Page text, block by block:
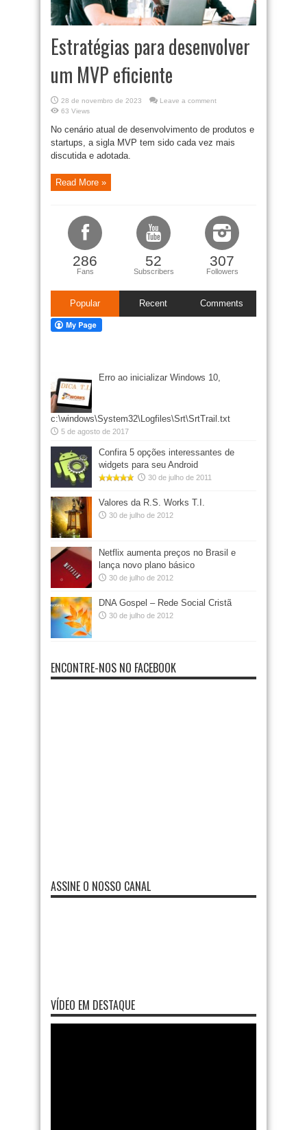
Estratégias para desenvolver
um MVP eficiente
28 de novembro de 2023
Leave a comment
63 Views
No cenário atual de desenvolvimento de produtos e
startups, a sigla MVP tem sido cada vez mais
discutida e adotada.
Read More »
286
Fans
52
Subscribers
307
Followers
Popular Recent Comments
Erro ao inicializar Windows 10,
c:\windows\System32\Logfiles\Srt\SrtTrail.txt
5 de agosto de 2017
Confira 5 opções interessantes de
widgets para seu Android
30 de julho de 2011
Valores da R.S. Works T.I.
30 de julho de 2012
Netflix aumenta preços no Brasil e
lança novo plano básico
30 de julho de 2012
DNA Gospel – Rede Social Cristã
30 de julho de 2012
ENCONTRE-NOS NO FACEBOOK
ASSINE O NOSSO CANAL
VÍDEO EM DESTAQUE